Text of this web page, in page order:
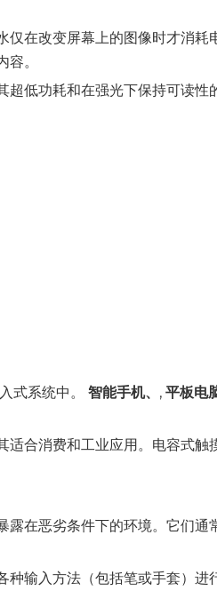
在改变屏幕上的图像时才消
。
低功耗和在强光下保持可读
式系统中。 智能手机、 , 平板电
合消费和工业应用。电容式
在恶劣条件下的环境。它们通
输入方法（包括笔或手套）